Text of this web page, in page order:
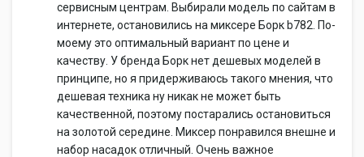
сервисным центрам. Выбирали модель по сайтам в
интернете, остановились на миксере Борк b782. По-
моему это оптимальный вариант по цене и
качеству. У бренда Борк нет дешевых моделей в
принципе, но я придерживаюсь такого мнения, что
дешевая техника ну никак не может быть
качественной, поэтому постарались остановиться
на золотой середине. Миксер понравился внешне и
набор насадок отличный. Очень важное